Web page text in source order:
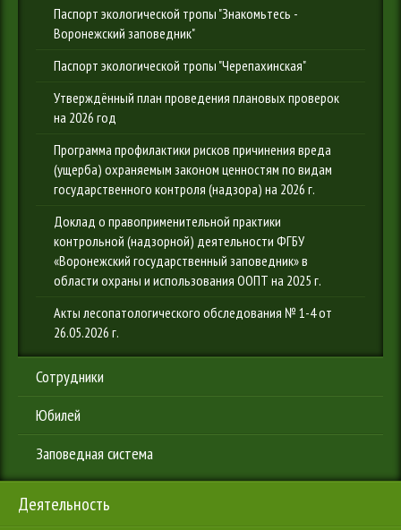
Паспорт экологической тропы "Знакомьтесь -
Воронежский заповедник"
Паспорт экологической тропы "Черепахинская"
Утверждённый план проведения плановых проверок
на 2026 год
Программа профилактики рисков причинения вреда
(ущерба) охраняемым законом ценностям по видам
государственного контроля (надзора) на 2026 г.
Доклад о правоприменительной практики
контрольной (надзорной) деятельности ФГБУ
«Воронежский государственный заповедник» в
области охраны и использования ООПТ на 2025 г.
Акты лесопатологического обследования № 1-4 от
26.05.2026 г.
Сотрудники
Юбилей
Заповедная система
Деятельность